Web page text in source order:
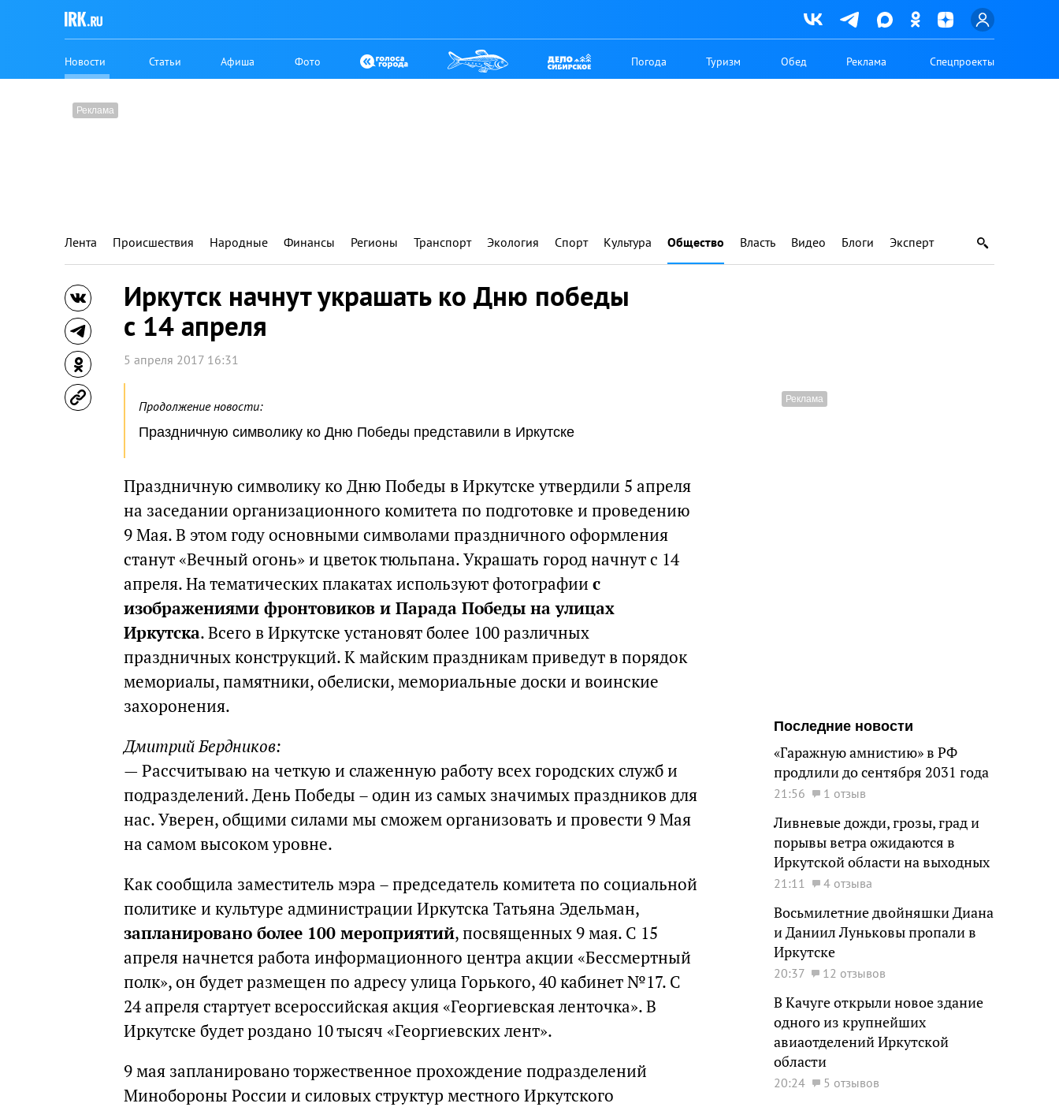
Новости Статьи Афиша Фото Погода Туризм Обед Реклама Спецпроекты
Лента Происшествия Народные Финансы Регионы Транспорт Экология Спорт Культура Общество Власть Видео Блоги Эксперт
Иркутск начнут украшать ко Дню победы
с 14 апреля
5 апреля 2017 16:31
Продолжение новости:
Праздничную символику ко Дню Победы представили в Иркутске
Праздничную символику ко Дню Победы в Иркутске утвердили 5 апреля
на заседании организационного комитета по подготовке и проведению
9 Мая. В этом году основными символами праздничного оформления
станут «Вечный огонь» и цветок тюльпана. Украшать город начнут с 14
апреля. На тематических плакатах используют фотографии с
изображениями фронтовиков и Парада Победы на улицах
Иркутска. Всего в Иркутске установят более 100 различных
праздничных конструкций. К майским праздникам приведут в порядок
мемориалы, памятники, обелиски, мемориальные доски и воинские
захоронения.
Дмитрий Бердников:
— Рассчитываю на четкую и слаженную работу всех городских служб и
подразделений. День Победы – один из самых значимых праздников для
нас. Уверен, общими силами мы сможем организовать и провести 9 Мая
на самом высоком уровне.
Как сообщила заместитель мэра – председатель комитета по социальной
политике и культуре администрации Иркутска Татьяна Эдельман,
запланировано более 100 мероприятий, посвященных 9 мая. С 15
апреля начнется работа информационного центра акции «Бессмертный
полк», он будет размещен по адресу улица Горького, 40 кабинет №17. C
24 апреля стартует всероссийская акция «Георгиевская ленточка». В
Иркутске будет роздано 10 тысяч «Георгиевских лент».
9 мая запланировано торжественное прохождение подразделений
Минобороны России и силовых структур местного Иркутского
Последние новости
«Гаражную амнистию» в РФ
продлили до сентября 2031 года
21:56 1 отзыв
Ливневые дожди, грозы, град и
порывы ветра ожидаются в
Иркутской области на выходных
21:11 4 отзыва
Восьмилетние двойняшки Диана
и Даниил Луньковы пропали в
Иркутске
20:37 12 отзывов
В Качуге открыли новое здание
одного из крупнейших
авиаотделений Иркутской
области
20:24 5 отзывов